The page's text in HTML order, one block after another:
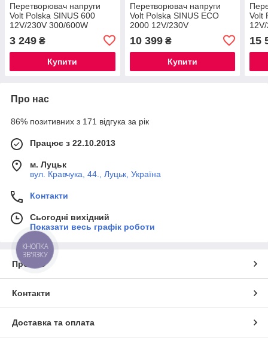
Перетворювач напруги
Volt Polska SINUS 600
12V/230V 300/600W
3 249 ₴
Купити
Перетворювач напруги
Volt Polska SINUS ECO
2000 12V/230V
10 399₴
Купити
Volt
15
Про нас
86% позитивних з 171 відгука за рік
Працює з 22.10.2013
м. Луцьк
вул. Кравчука, 44., Луцьк, Україна
Контакти
Сьогодні вихідний
Показати весь графік роботи
Про нас
Контакти
Доставка та оплата
КНОПКА
ЗВ'ЯЗКУ